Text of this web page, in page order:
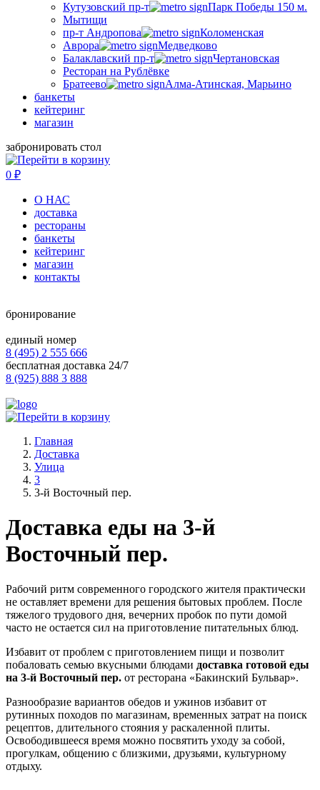
Кутузовский пр-т
Парк Победы 150 м.
Мытищи
пр-т Андропова
Коломенская
Аврора
Медведково
Балаклавский пр-т
Чертановская
Ресторан на Рублёвке
Братеево
Алма-Атинская, Марьино
банкеты
кейтеринг
магазин
забронировать стол
0 ₽
О НАС
доставка
рестораны
банкеты
кейтеринг
магазин
контакты
бронирование
единый номер
8 (495) 2 555 666
бесплатная доставка 24/7
8 (925) 888 3 888
Главная
Доставка
Улица
3
3-й Восточный пер.
Доставка еды на 3-й
Восточный пер.
Рабочий ритм современного городского жителя практически
не оставляет времени для решения бытовых проблем. После
тяжелого трудового дня, вечерних пробок по пути домой
часто не остается сил на приготовление питательных блюд.
Избавит от проблем с приготовлением пищи и позволит
побаловать семью вкусными блюдами доставка готовой еды
на 3-й Восточный пер. от ресторана «Бакинский Бульвар».
Разнообразие вариантов обедов и ужинов избавит от
рутинных походов по магазинам, временных затрат на поиск
рецептов, длительного стояния у раскаленной плиты.
Освободившееся время можно посвятить уходу за собой,
прогулкам, общению с близкими, друзьями, культурному
отдыху.